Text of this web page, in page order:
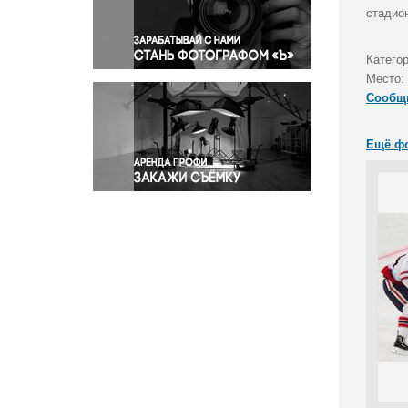
Правосудие
Происшествия и конфликты
Религия
Светская жизнь
Спорт
Экология
Экономика и бизнес
Место:
Ещё